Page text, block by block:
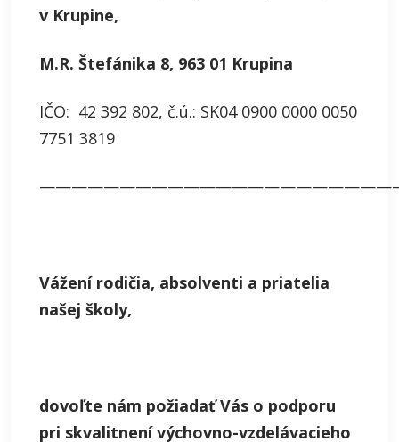
v Krupine,
M.R. Štefánika 8, 963 01 Krupina
IČO: 42 392 802, č.ú.: SK04 0900 0000 0050
7751 3819
Vážení rodičia, absolventi a priatelia
našej školy,
dovoľte nám požiadať Vás o podporu
pri skvalitnení výchovno-vzdelávacieho